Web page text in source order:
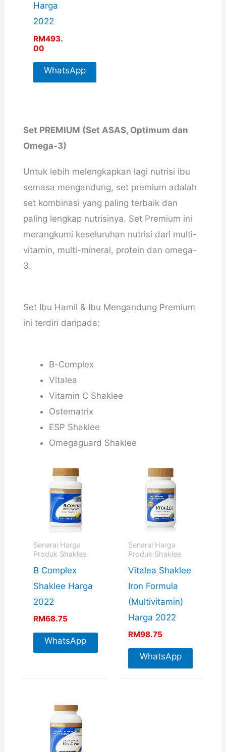
Harga
2022
RM493.
00
WhatsApp
For More
Set PREMIUM (Set ASAS, Optimum dan
Omega-3)
Untuk lebih melengkapkan lagi nutrisi ibu
semasa mengandung, set premium adalah
set kombinasi yang paling terbaik dan
paling lengkap nutrisinya. Set Premium ini
merangkumi keseluruhan nutrisi dari multi-
vitamin, multi-mineral, protein dan omega-
3.
Set Ibu Hamil & Ibu Mengandung Premium
ini terdiri daripada:
B-Complex
Vitalea
Vitamin C Shaklee
Ostematrix
ESP Shaklee
Omegaguard Shaklee
Senarai Harga
Produk Shaklee
B Complex
Shaklee Harga
2022
RM68.75
WhatsApp
For More
Senarai Harga
Produk Shaklee
Vitalea Shaklee
Iron Formula
(Multivitamin)
Harga 2022
RM98.75
WhatsApp
For More